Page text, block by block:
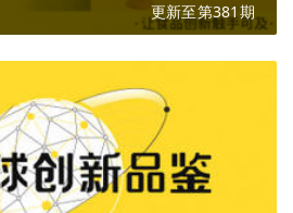
更新至第381期